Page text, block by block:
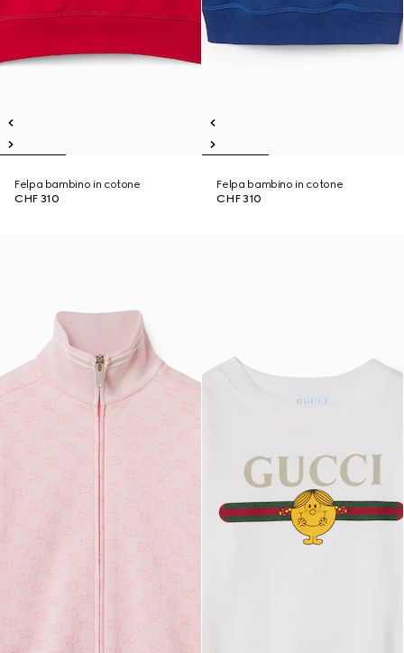
Felpa bambino in cotone
CHF 310
Felpa bambino in cotone
CHF 310